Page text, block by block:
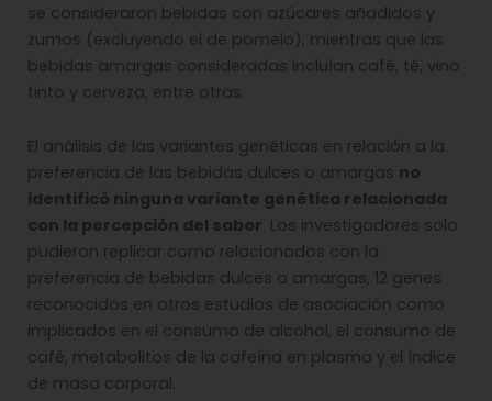
se consideraron bebidas con azúcares añadidos y
zumos (excluyendo el de pomelo), mientras que las
bebidas amargas consideradas incluían café, té, vino
tinto y cerveza, entre otras.
El análisis de las variantes genéticas en relación a la
preferencia de las bebidas dulces o amargas no
identificó ninguna variante genética relacionada
con la percepción del sabor. Los investigadores solo
pudieron replicar como relacionados con la
preferencia de bebidas dulces o amargas, 12 genes
reconocidos en otros estudios de asociación como
implicados en el consumo de alcohol, el consumo de
café, metabolitos de la cafeína en plasma y el índice
de masa corporal.